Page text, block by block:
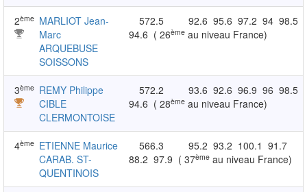
2ème MARLIOT Jean-
Marc
ARQUEBUSE
SOISSONS
572.5 92.6 95.6 97.2 94 98.5
94.6 ( 26èmeau niveau France)
3ème REMY Philippe
CIBLE
CLERMONTOISE
572.2 93.6 92.6 96.9 96 98.5
94.6 ( 28èmeau niveau France)
4ème ETIENNE Maurice
CARAB. ST-
QUENTINOIS
566.3 95.2 93.2 100.1 91.7
88.2 97.9 ( 37èmeau niveau France)